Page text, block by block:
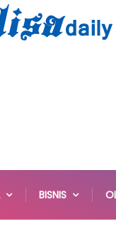
BISNIS